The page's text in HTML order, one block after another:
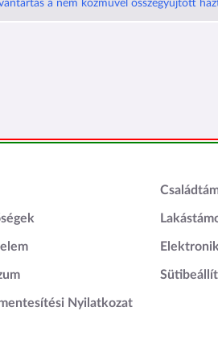
a nem közművel összegyűjtött
Nyilatkozat